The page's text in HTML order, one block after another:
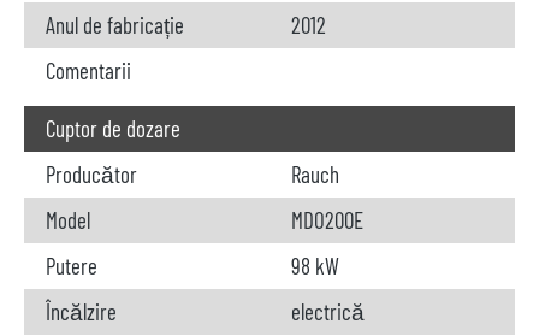
Anul de fabricație
2012
Comentarii
Cuptor de dozare
Producător
Rauch
Model
MDO200E
Putere
98 kW
Încălzire
electrică